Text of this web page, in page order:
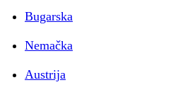
Bugarska
Nemačka
Austrija